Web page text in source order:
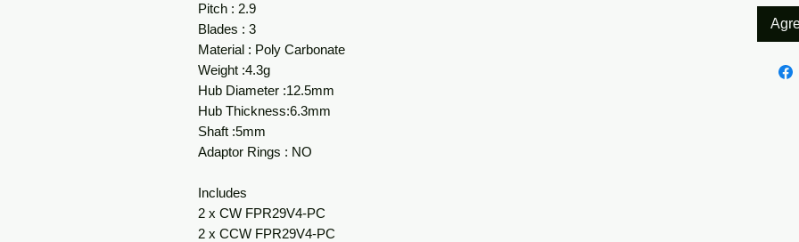
Pitch : 2.9
Blades : 3
Material : Poly Carbonate
Weight :4.3g
Hub Diameter :12.5mm
Hub Thickness:6.3mm
Shaft :5mm
Adaptor Rings : NO
Includes
2 x CW FPR29V4-PC
2 x CCW FPR29V4-PC